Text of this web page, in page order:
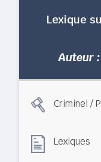
Lexique
Auteur :
Criminel /
Lexiques